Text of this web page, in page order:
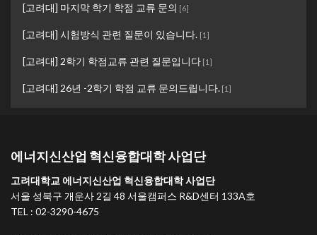
[고려대] 마지막 학기 학점 교류 문의 [6]
[고려대] 시험방식 관련 질문이 있습니다. [1]
[고려대] 2학기 학점교류 관련 질문입니다 [1]
[고려대] 26년 -2학기 학점 교류 문의드립니다. [1]
에너지신산업 혁신융합대학 사업단
고려대학교 에너지신산업 혁신융합대학 사업단
서울 성북구 개운사 2길 48 서울캠퍼스 R&D센터 133A호
TEL : 02-3290-4675